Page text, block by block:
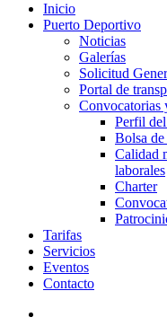
Inicio
Puerto Deportivo
Noticias
Galerías
Solicitud
Portal de
Convocatorias
Perfil
Bolsa
Calidad
laborales
Charter
Tarifas
Servicios
Eventos
Contacto